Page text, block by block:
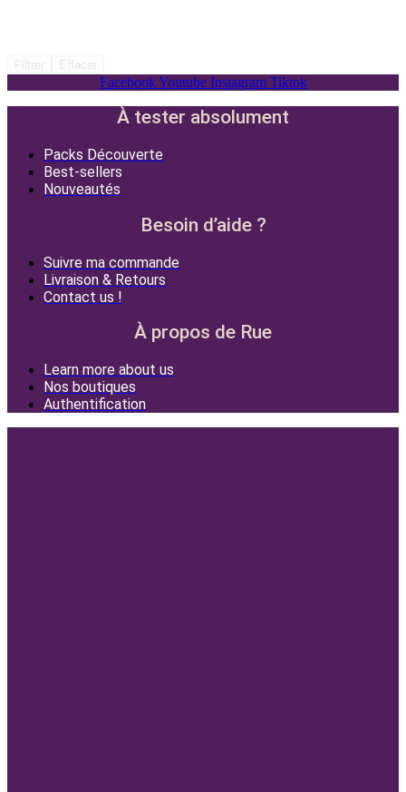
Facebook Youtube Instagram Tiktok
À tester absolument
Packs Découverte
Best-sellers
Nouveautés
Besoin d’aide ?
Suivre ma commande
Livraison & Retours
Contact us !
À propos de Rue
Learn more about us
Nos boutiques
Authentification